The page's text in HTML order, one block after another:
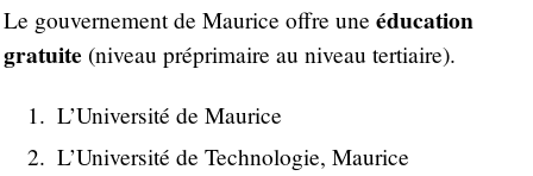
Le gouvernement de Maurice offre une éducation
gratuite (niveau préprimaire au niveau tertiaire).
L’Université de Maurice
L’Université de Technologie, Maurice